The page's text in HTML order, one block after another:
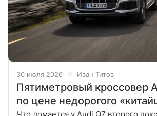
30 июля 2026 Иван Титов
Пятиметровый кроссовер
по цене недорогого
Что ломается у Audi Q7 второго